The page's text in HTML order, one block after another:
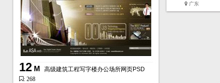
广东
12M
高级建筑工程写字楼办公场所网页PSD
: 268